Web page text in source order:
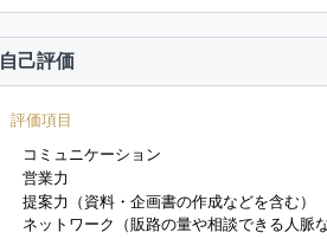
自己評価
評価項目
コミュニケーション
営業力
提案力（資料・企画書の作成などを含む）
ネットワーク（販路の量や相談できる人脈